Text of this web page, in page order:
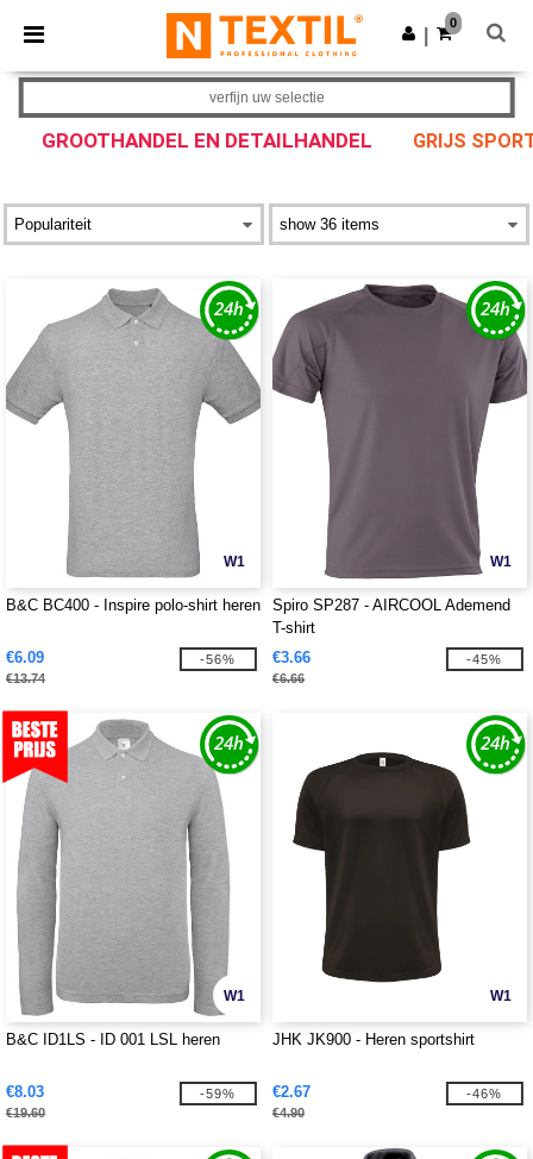
× Ntextil-app
Betere prijzen in de app!
Download app
0
GROOTHANDEL EN DETAILHANDEL GRIJS
verfijn uw selectie
W1
B&C BC400 - Inspire polo-shirt heren
€6.09
€13.74
-56%
W1
Spiro SP287 - AIRCOOL Ademend
T-shirt
€3.66
€6.66
-45%
W1
B&C ID1LS - ID 001 LSL heren
€8.03
€19.60
-59%
W1
JHK JK900 - Heren sportshirt
€2.67
€4.90
-46%